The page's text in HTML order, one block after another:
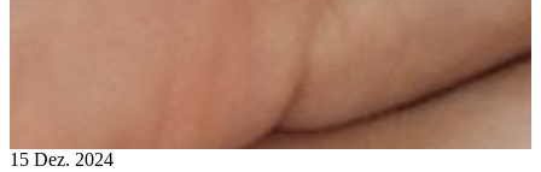
15 Dez. 2024